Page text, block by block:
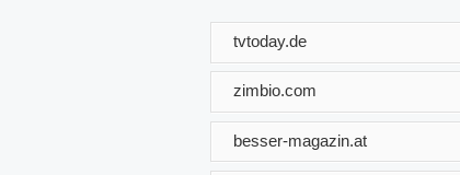
tvtoday.de
zimbio.com
besser-magazin.at